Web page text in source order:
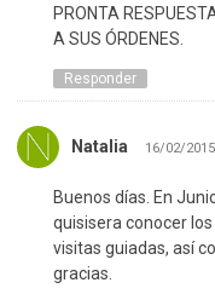
PRONTA
A SUS ÓRDENES.
Responder
Natalia 16/02/
Buenos días. En
quisisera conocer
visitas guiadas, así
gracias.